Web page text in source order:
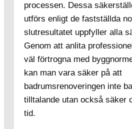
processen. Dessa
utförs enligt de fastställda
slutresultatet uppfyller alla
Genom att anlita
väl förtrogna med
kan man vara säker på att
badrumsrenoveringen inte
tilltalande utan också säker
tid.